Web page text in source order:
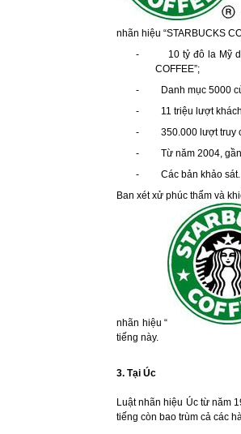
nhãn hiệu “STARBUCKS
- 10 tỷ đô la Mỹ
COFFEE”;
- Danh mục 5000 cửa
- 11 triệu lượt khách
- 350.000 lượt truy
- Từ năm 2004, gần
- Các bản khảo sát.
Ban xét xử phúc thẩm và
nhãn hiệu “
tiếng này.
3. Tại Úc
Luật nhãn hiệu Úc từ năm
tiếng còn bao trùm cả các